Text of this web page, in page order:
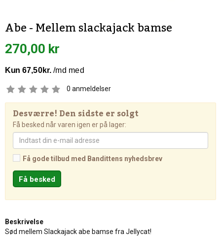
Abe - Mellem slackajack bamse
270,00 kr
0 anmeldelser
Desværre! Den sidste er solgt
Få besked når varen igen er på lager:
Få gode tilbud med Bandittens nyhedsbrev
Beskrivelse
Sød mellem Slackajack abe bamse fra Jellycat!